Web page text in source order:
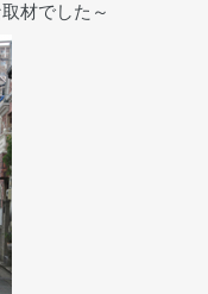
材でした～